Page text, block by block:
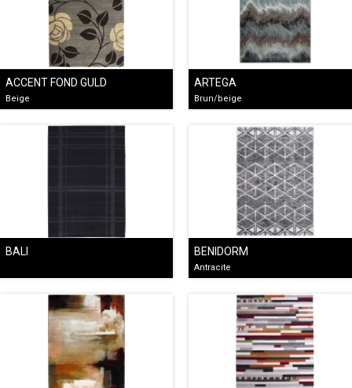
ACCENT FOND GULD
Beige
ARTEGA
Brun/beige
BALI BENIDORM
Antracite